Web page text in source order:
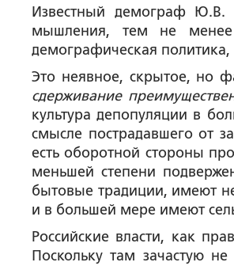
Известный демограф Ю.В.
мышления, тем не менее
демографическая политика,
Это неявное, скрытое, но
сдерживание
культура депопуляции в
смысле пострадавшего от
есть оборотной стороны
меньшей степени
бытовые традиции, имеют
и в большей мере имеют
Российские власти, как
Поскольку там зачастую